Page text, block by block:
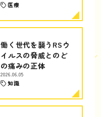
医療
働く世代を襲うRSウ
イルスの脅威とのど
の痛みの正体
2026.06.05
知識